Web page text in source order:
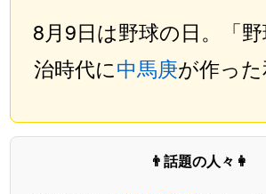
8月9日は野球の日。「
治時代に中馬庚が作った
👨話題の人々👩